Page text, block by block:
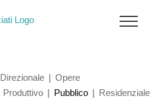
Direzionale | Opere
Produttivo | Pubblico | Residenziale